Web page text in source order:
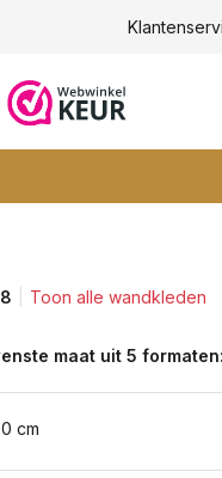
ruim 600+ wandkleden
Toon alle wandkleden
maat uit 5 formaten:
cm